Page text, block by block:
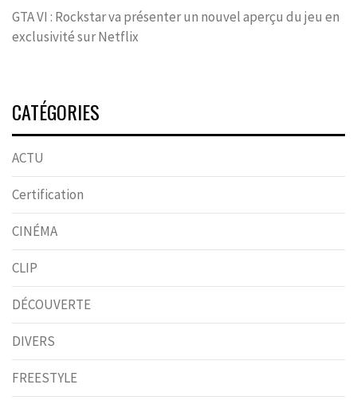
GTA VI : Rockstar va présenter un nouvel aperçu du jeu en
exclusivité sur Netflix
CATÉGORIES
ACTU
Certification
CINÉMA
CLIP
DÉCOUVERTE
DIVERS
FREESTYLE